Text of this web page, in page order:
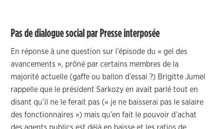
Pas de dialogue social par Presse interposée
En réponse à une question sur l’épisode du « gel des
avancements », prôné par certains membres de la
majorité actuelle (gaffe ou ballon d’essai ?) Brigitte Jumel
rappelle que le président Sarkozy en avait parlé tout en
disant qu’il ne le ferait pas (« je ne baisserai pas le salaire
des fonctionnaires ») mais qu’en fait le pouvoir d’achat